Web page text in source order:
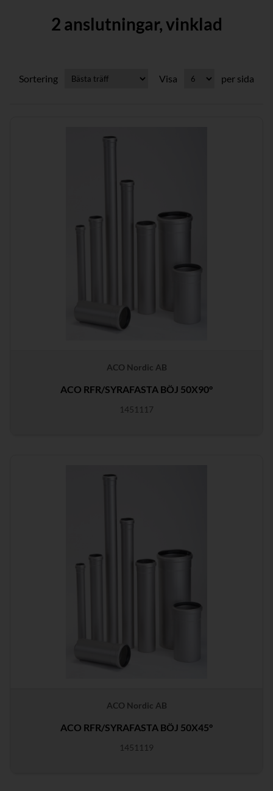
2 anslutningar, vinklad
Sortering Visa per sida
ACO Nordic AB
ACO RFR/SYRAFASTA BÖJ 50X90°
1451117
ACO Nordic AB
ACO RFR/SYRAFASTA BÖJ 50X45°
1451119